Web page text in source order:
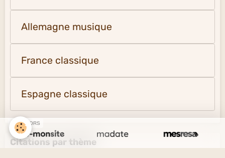
Allemagne musique
France classique
Espagne classique
Citations par thème
SPONSORS